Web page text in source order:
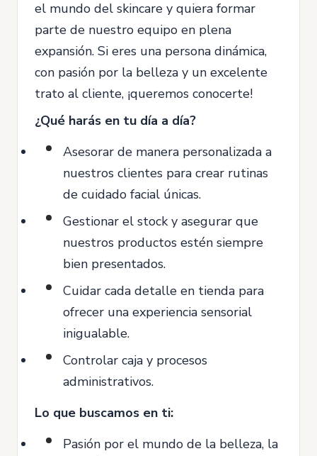
el mundo del skincare y quiera formar
parte de nuestro equipo en plena
expansión. Si eres una persona dinámica,
con pasión por la belleza y un excelente
trato al cliente, ¡queremos conocerte!
¿Qué harás en tu día a día?
Asesorar de manera personalizada a
nuestros clientes para crear rutinas
de cuidado facial únicas.
Gestionar el stock y asegurar que
nuestros productos estén siempre
bien presentados.
Cuidar cada detalle en tienda para
ofrecer una experiencia sensorial
inigualable.
Controlar caja y procesos
administrativos.
Lo que buscamos en ti:
Pasión por el mundo de la belleza, la